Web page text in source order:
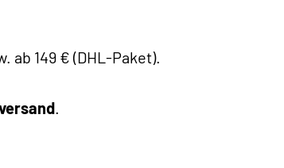
ab 149 € (DHL-Paket).
.